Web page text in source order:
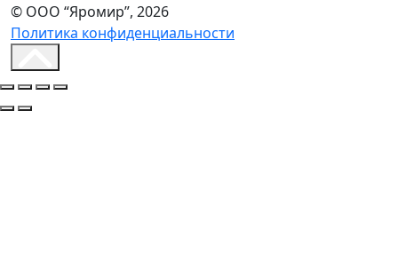
© ООО “Яромир”, 2026
Политика конфиденциальности